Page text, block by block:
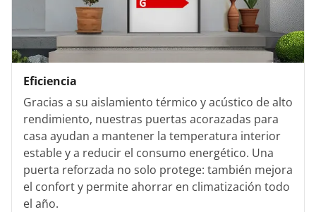
Eficiencia
Gracias a su aislamiento térmico y acústico de alto
rendimiento, nuestras puertas acorazadas para
casa ayudan a mantener la temperatura interior
estable y a reducir el consumo energético. Una
puerta reforzada no solo protege: también mejora
el confort y permite ahorrar en climatización todo
el año.